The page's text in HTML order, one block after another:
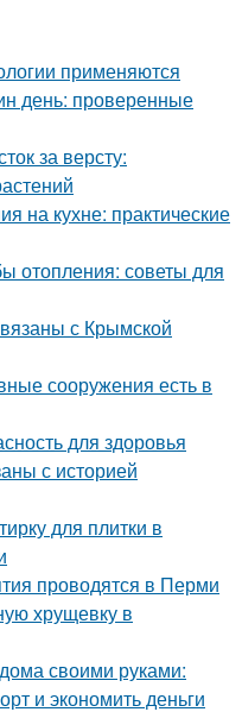
применяются
день: проверенные
за версту:
на кухне: практические
отопления: советы для
с Крымской
сооружения есть в
для здоровья
с историей
для плитки в
проводятся в Перми
хрущевку в
своими руками:
и экономить деньги